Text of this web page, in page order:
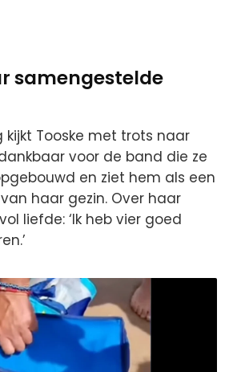
samengestelde
Tooske met trots naar
voor de band die ze
en ziet hem als een
haar gezin. Over haar
liefde: ‘Ik heb vier goed